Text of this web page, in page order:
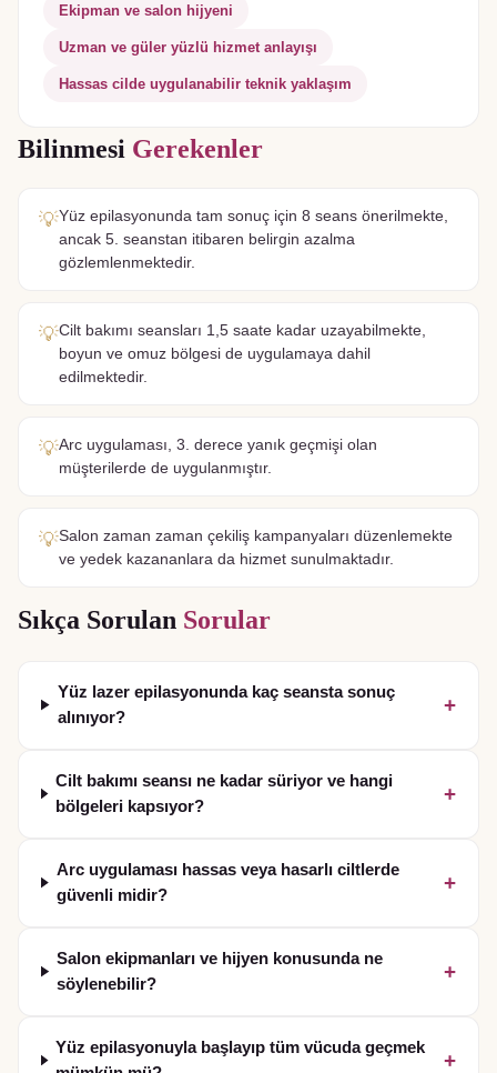
Ekipman ve salon hijyeni
Uzman ve güler yüzlü hizmet anlayışı
Hassas cilde uygulanabilir teknik yaklaşım
Bilinmesi Gerekenler
💡Yüz epilasyonunda tam sonuç için 8 seans önerilmekte,
ancak 5. seanstan itibaren belirgin azalma
gözlemlenmektedir.
💡Cilt bakımı seansları 1,5 saate kadar uzayabilmekte,
boyun ve omuz bölgesi de uygulamaya dahil
edilmektedir.
💡Arc uygulaması, 3. derece yanık geçmişi olan
müşterilerde de uygulanmıştır.
💡Salon zaman zaman çekiliş kampanyaları düzenlemekte
ve yedek kazananlara da hizmet sunulmaktadır.
Sıkça Sorulan Sorular
Yüz lazer epilasyonunda kaç seansta sonuç
alınıyor?
+
Cilt bakımı seansı ne kadar süriyor ve hangi
bölgeleri kapsıyor?
+
Arc uygulaması hassas veya hasarlı ciltlerde
güvenli midir?
+
Salon ekipmanları ve hijyen konusunda ne
söylenebilir?
+
Yüz epilasyonuyla başlayıp tüm vücuda geçmek
+